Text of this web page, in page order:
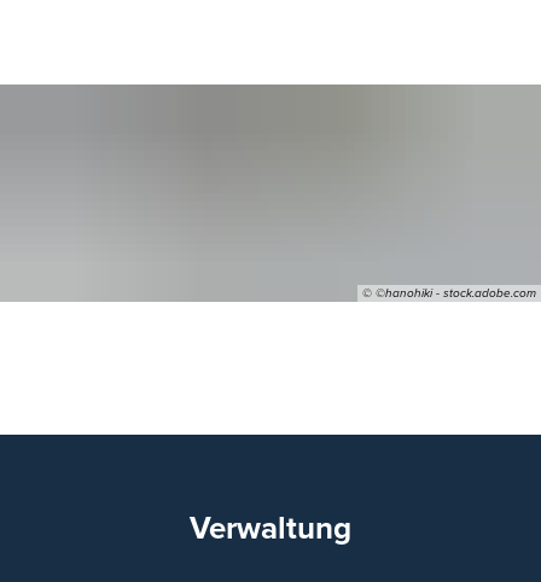
© ©hanohiki - stock.adobe.com
Verwaltung